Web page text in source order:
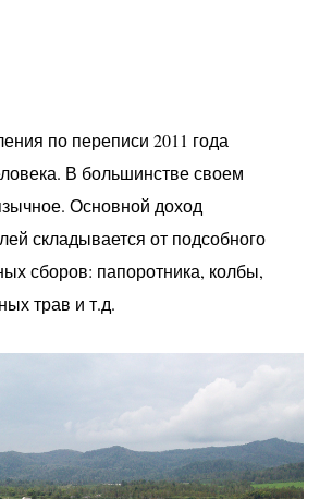
по переписи 2011 года
В большинстве своем
Основной доход
складывается от подсобного
сборов: папоротника, колбы,
трав и т.д.